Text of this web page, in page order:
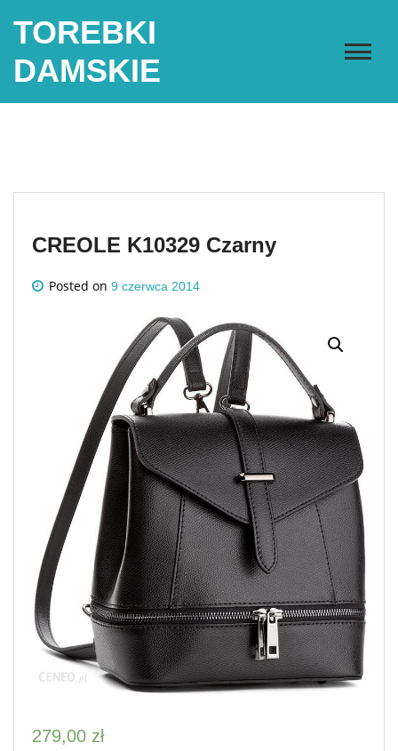
TOREBKI
DAMSKIE
CREOLE K10329 Czarny
Posted on 9 czerwca 2014
279,00 zł